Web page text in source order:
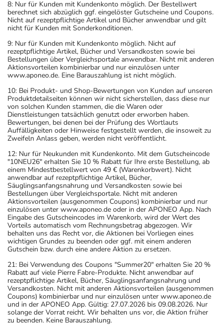
8: Nur für Kunden mit Kundenkonto möglich. Der Bestellwert
berechnet sich abzüglich ggf. eingelöster Gutscheine und Coupons.
Nicht auf rezeptpflichtige Artikel und Bücher anwendbar und gilt
nicht für Kunden mit Sonderkonditionen.
9: Nur für Kunden mit Kundenkonto möglich. Nicht auf
rezeptpflichtige Artikel, Bücher und Versandkosten sowie bei
Bestellungen über Vergleichsportale anwendbar. Nicht mit anderen
Aktionsvorteilen kombinierbar und nur einzulösen unter
www.aponeo.de. Eine Barauszahlung ist nicht möglich.
10: Bei Produkt- und Shop-Bewertungen von Kunden auf unseren
Produktdetailseiten können wir nicht sicherstellen, dass diese nur
von solchen Kunden stammen, die die Waren oder
Dienstleistungen tatsächlich genutzt oder erworben haben.
Bewertungen, bei denen bei der Prüfung des Wortlauts
Auffälligkeiten oder Hinweise festgestellt werden, die insoweit zu
Zweifeln Anlass geben, werden nicht veröffentlicht.
12: Nur für Neukunden mit Kundenkonto. Mit dem Gutscheincode
"10NEU26" erhalten Sie 10 % Rabatt für Ihre erste Bestellung, ab
einem Mindestbestellwert von 49 € (Warenkorbwert). Nicht
anwendbar auf rezeptpflichtige Artikel, Bücher,
Säuglingsanfangsnahrung und Versandkosten sowie bei
Bestellungen über Vergleichsportale. Nicht mit anderen
Aktionsvorteilen (ausgenommen Coupons) kombinierbar und nur
einzulösen unter www.aponeo.de oder in der APONEO App. Nach
Eingabe des Gutscheincodes im Warenkorb, wird der Wert des
Vorteils automatisch vom Rechnungsbetrag abgezogen. Wir
behalten uns das Recht vor, die Aktionen bei Vorliegen eines
wichtigen Grundes zu beenden oder ggf. mit einem anderen
Gutschein bzw. durch eine andere Aktion zu ersetzen.
21: Bei Verwendung des Coupons "Summer20" erhalten Sie 20 %
Rabatt auf viele Pierre Fabre-Produkte. Nicht anwendbar auf
rezeptpflichtige Artikel, Bücher, Säuglingsanfangsnahrung und
Versandkosten. Nicht mit anderen Aktionsvorteilen (ausgenommen
Coupons) kombinierbar und nur einzulösen unter www.aponeo.de
und in der APONEO App. Gültig: 27.07.2026 bis 09.08.2026. Nur
solange der Vorrat reicht. Wir behalten uns vor, die Aktion früher
zu beenden. Keine Barauszahlung.